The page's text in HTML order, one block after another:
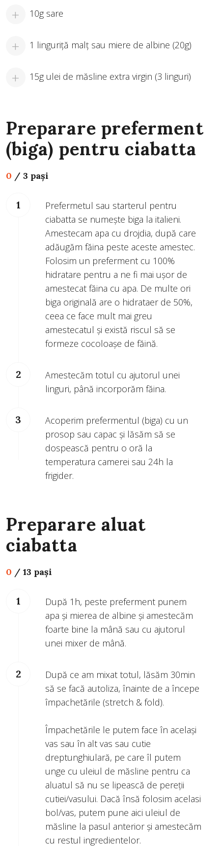
10g sare
1 linguriță malț sau miere de albine (20g)
15g ulei de măsline extra virgin (3 linguri)
Preparare preferment
(biga) pentru ciabatta
0 / 3 pași
Prefermetul sau starterul pentru
ciabatta se numește biga la italieni.
Amestecam apa cu drojdia, după care
adăugăm făina peste aceste amestec.
Folosim un preferment cu 100%
hidratare pentru a ne fi mai ușor de
amestecat făina cu apa. De multe ori
biga originală are o hidrataer de 50%,
ceea ce face mult mai greu
amestecatul și există riscul să se
formeze cocoloașe de făină.
Amestecăm totul cu ajutorul unei
linguri, până incorporăm făina.
Acoperim prefermentul (biga) cu un
prosop sau capac și lăsăm să se
dospească pentru o oră la
temperatura camerei sau 24h la
frigider.
Preparare aluat
ciabatta
0 / 13 pași
După 1h, peste preferment punem
apa și mierea de albine și amestecăm
foarte bine la mână sau cu ajutorul
unei mixer de mână.
După ce am mixat totul, lăsăm 30min
să se facă autoliza, înainte de a începe
împachetările (stretch & fold).
Împachetările le putem face în același
vas sau în alt vas sau cutie
dreptunghiulară, pe care îl putem
unge cu uleiul de măsline pentru ca
aluatul să nu se lipească de pereții
cutiei/vasului. Dacă însă folosim acelasi
bol/vas, putem pune aici uleiul de
măsline la pasul anterior și amestecăm
cu restul ingredientelor.